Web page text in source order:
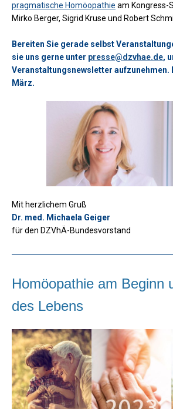
pragmatische Homöopathie am Kongress-
Mirko Berger, Sigrid Kruse und Robert
Bereiten Sie gerade selbst
sie uns gerne unter presse@dzvhae.de,
Veranstaltungsnewsletter aufzunehmen.
März.
Mit herzlichem Gruß
Dr. med. Michaela Geiger
für den DZVhÄ-Bundesvorstand
Homöopathie am Beginn
des Lebens